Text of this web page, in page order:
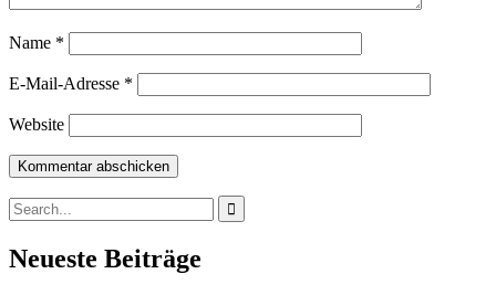
Name *
E-Mail-Adresse *
Website
Search
for:
Neueste Beiträge